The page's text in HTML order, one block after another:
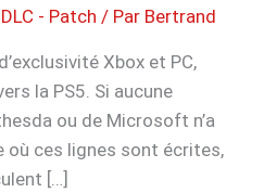
- Patch / Par Bertrand
Xbox et PC,
la PS5. Si aucune
ou de Microsoft n’a
où ces lignes sont écrites,
[…]